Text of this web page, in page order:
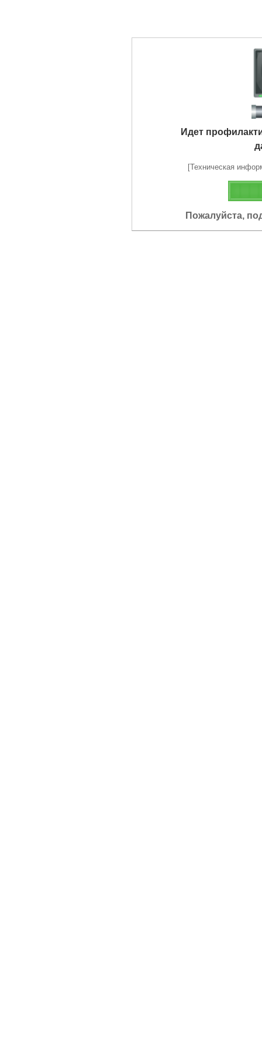
Идет
[Техническая
Пожалуйста,